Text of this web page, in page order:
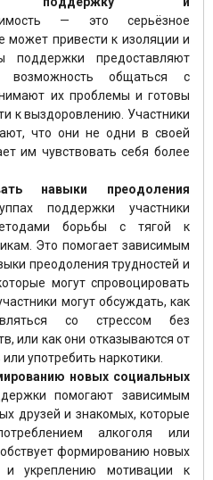
— это серьёзное
может привести к изоляции и
поддержки предоставляют
общаться с
их проблемы и готовы
к выздоровлению. Участники
что они не одни в своей
им чувствовать себя более
навыки преодоления
поддержки участники
борьбы с тягой к
Это помогает зависимым
преодоления трудностей и
могут спровоцировать
могут обсуждать, как
со стрессом без
или как они отказываются от
употребить наркотики.
новых социальных
помогают зависимым
друзей и знакомых, которые
алкоголя или
формированию новых
и укреплению мотивации к